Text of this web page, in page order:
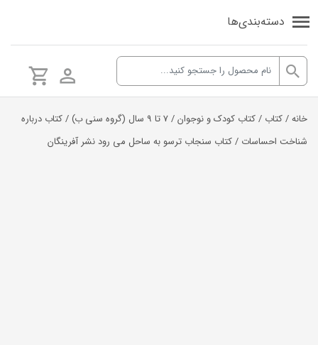
دسته‌بندی‌ها
خانه/کتاب /کتاب کودک و نوجوان/7 تا 9 سال (گروه سنی ب) /کتاب درباره
شناخت احساسات / کتاب سنجاب ترسو به ساحل می رود نشر آفرینگان